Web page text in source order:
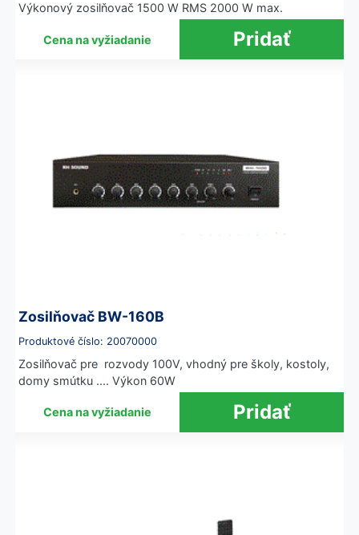
Výkonový zosilňovač 1500 W RMS 2000 W max.
Cena na vyžiadanie
Zosilňovač BW-160B
Produktové číslo: 20070000
Zosilňovač pre rozvody 100V, vhodný pre školy, kostoly,
domy smútku .... Výkon 60W
Cena na vyžiadanie